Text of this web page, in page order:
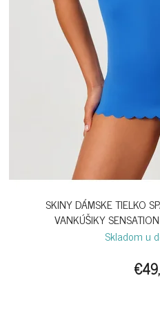
SKINY DÁMSKE TIELKO
VANKÚŠIKY
Skladom u